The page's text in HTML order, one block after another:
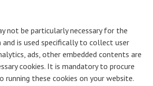
not be particularly necessary for the
is used specifically to collect user
ads, other embedded contents are
cookies. It is mandatory to procure
running these cookies on your website.